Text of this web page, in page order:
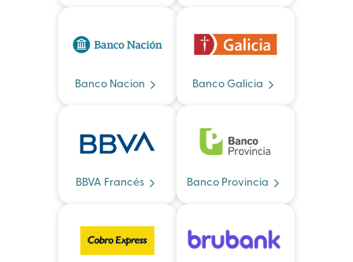
Banco Nacion Banco Galicia
BBVA Francés Banco Provincia